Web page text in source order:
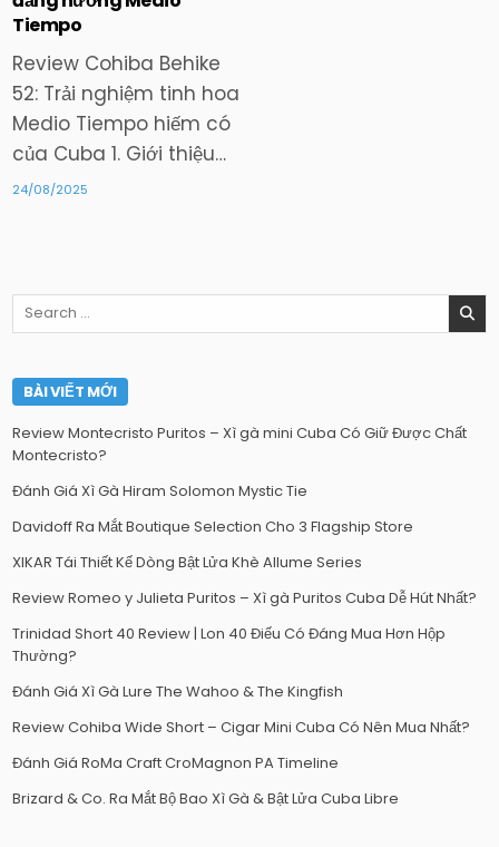
Tiempo
Review Cohiba Behike
52: Trải nghiệm tinh hoa
Medio Tiempo hiếm có
của Cuba 1. Giới thiệu…
24/08/2025
Search
BÀI VIẾT MỚI
Review Montecristo Puritos – Xì gà mini Cuba Có Giữ Được Chất
Montecristo?
Đánh Giá Xì Gà Hiram Solomon Mystic Tie
Davidoff Ra Mắt Boutique Selection Cho 3 Flagship Store
XIKAR Tái Thiết Kế Dòng Bật Lửa Khè Allume Series
Review Romeo y Julieta Puritos – Xì gà Puritos Cuba Dễ Hút Nhất?
Trinidad Short 40 Review | Lon 40 Điếu Có Đáng Mua Hơn Hộp
Thường?
Đánh Giá Xì Gà Lure The Wahoo & The Kingfish
Review Cohiba Wide Short – Cigar Mini Cuba Có Nên Mua Nhất?
Đánh Giá RoMa Craft CroMagnon PA Timeline
Brizard & Co. Ra Mắt Bộ Bao Xì Gà & Bật Lửa Cuba Libre